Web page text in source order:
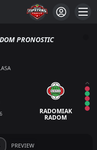
PRONOSTIC
RADOMIAK
RADOM
PREVIEW